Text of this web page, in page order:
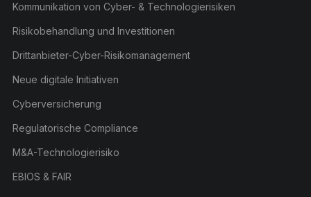
Kommunikation von Cyber- & Technologierisiken
Risikobehandlung und Investitionen
Drittanbieter-Cyber-Risikomanagement
Neue digitale Initiativen
Cyberversicherung
Regulatorische Compliance
M&A-Technologierisiko
EBIOS & FAIR